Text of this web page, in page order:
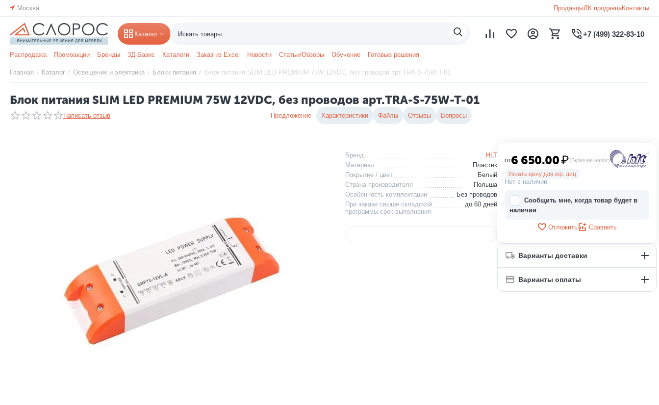
Москва ПродавцыЛК продавцаКонтакты
Каталог +7 (499) 322-83-10
Распродажа Промоакции Бренды 3Д-Базис Каталоги Заказ из Excel Новости Статьи/Обзоры Обучение Готовые решения
Главная / Каталог / Освещение и электрика / Блоки питания / Блок питания SLIM LED PREMIUM 75W 12VDC, без проводов арт.TRA-S-75W-T-01
Блок питания SLIM LED PREMIUM 75W 12VDC, без проводов арт.TRA-S-75W-T-01
Написать отзыв Предложение Характеристики Файлы Отзывы Вопросы
Бренд
HLT
Материал
Пластик
Покрытие / цвет
Белый
Страна производителя
Польша
Особенность комплектации
Без проводов
При заказе свыше складской
программы срок выполнения
до 60 дней
от6 650.00₽(Включая налог)
Узнать цену для юр. лиц
Нет в наличии
Сообщить мне, когда товар будет в
наличии
Отложить Сравнить
Варианты доставки
Варианты оплаты